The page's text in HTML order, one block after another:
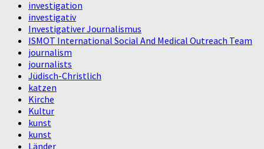
investigation
investigativ
Investigativer Journalismus
ISMOT International Social And Medical Outreach Team
journalism
journalists
Jüdisch-Christlich
katzen
Kirche
Kultur
kunst
kunst
Länder